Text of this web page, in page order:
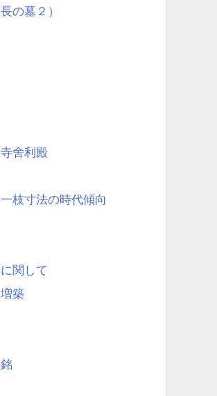
の墓２）
舍利殿
枝寸法の時代傾向
関して
築